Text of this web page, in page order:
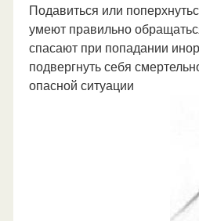
Подавиться или
умеют правильно
спасают при попадании
подвергнуть себя
опасной ситуации